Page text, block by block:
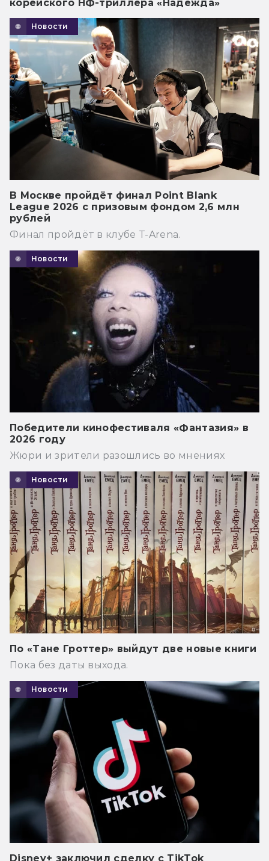
корейского НФ-триллера «Надежда»
Новости
В Москве пройдёт финал Point Blank
League 2026 с призовым фондом 2,6 млн
рублей
Финал пройдёт в клубе T-Arena.
Новости
Победители кинофестиваля «Фантазия» в
2026 году
Жюри и зрители разошлись во мнениях
Новости
По «Тане Гроттер» выйдут две новые книги
Пока без даты выхода.
Новости
Disney+ заключил сделку с TikTok